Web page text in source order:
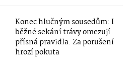
Konec hlučným sousedům: I
běžné sekání trávy omezují
přísná pravidla. Za porušení
hrozí pokuta